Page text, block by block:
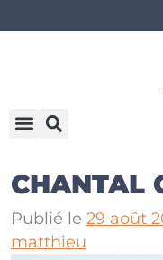
CHANTAL
Publié le 29 août
matthieu